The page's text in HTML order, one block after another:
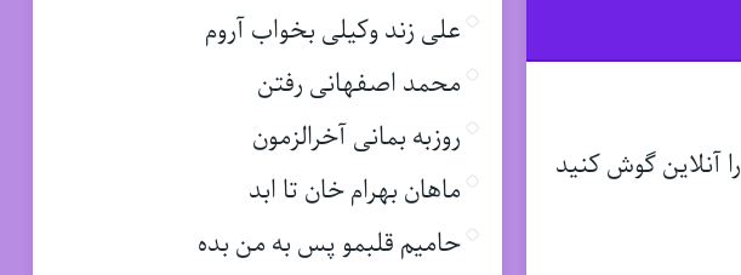
را آنلاین گوش کنید
علی زند وکیلی بخواب آروم
محمد اصفهانی رفتن
روزبه بمانی آخرالزمون
ماهان بهرام خان تا ابد
حامیم قلبمو پس به من بده